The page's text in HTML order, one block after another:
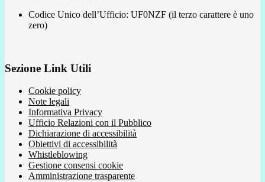
Codice Unico dell’Ufficio: UF0NZF (il terzo carattere è uno
zero)
Sezione Link Utili
Cookie policy
Note legali
Informativa Privacy
Ufficio Relazioni con il Pubblico
Dichiarazione di accessibilità
Obiettivi di accessibilità
Whistleblowing
Gestione consensi cookie
Amministrazione trasparente